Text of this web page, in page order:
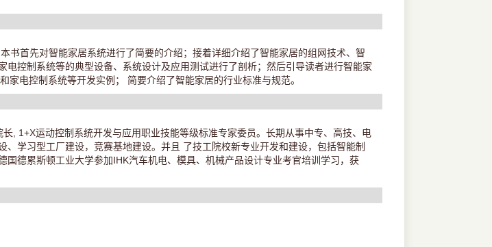
书首先对智能家居系统进行了简要的介绍；接着详细介绍了智能家居的组网技术、智
控制系统等的典型设备、系统设计及应用测试进行了剖析；然后引导读者进行智能家
电控制系统等开发实例； 简要介绍了智能家居的行业标准与规范。
, 1+X运动控制系统开发与应用职业技能等级标准专家委员。长期从事中专、高技、电
学习型工厂建设，竞赛基地建设。并且 了技工院校新专业开发和建设，包括智能制
德累斯顿工业大学参加IHK汽车机电、模具、机械产品设计专业考官培训学习，获